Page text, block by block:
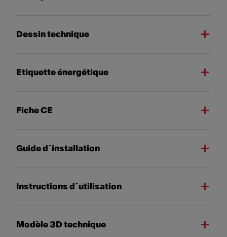
Dessin technique
Etiquette énergétique
Fiche CE
Guide d´installation
Instructions d´utilisation
Modèle 3D technique